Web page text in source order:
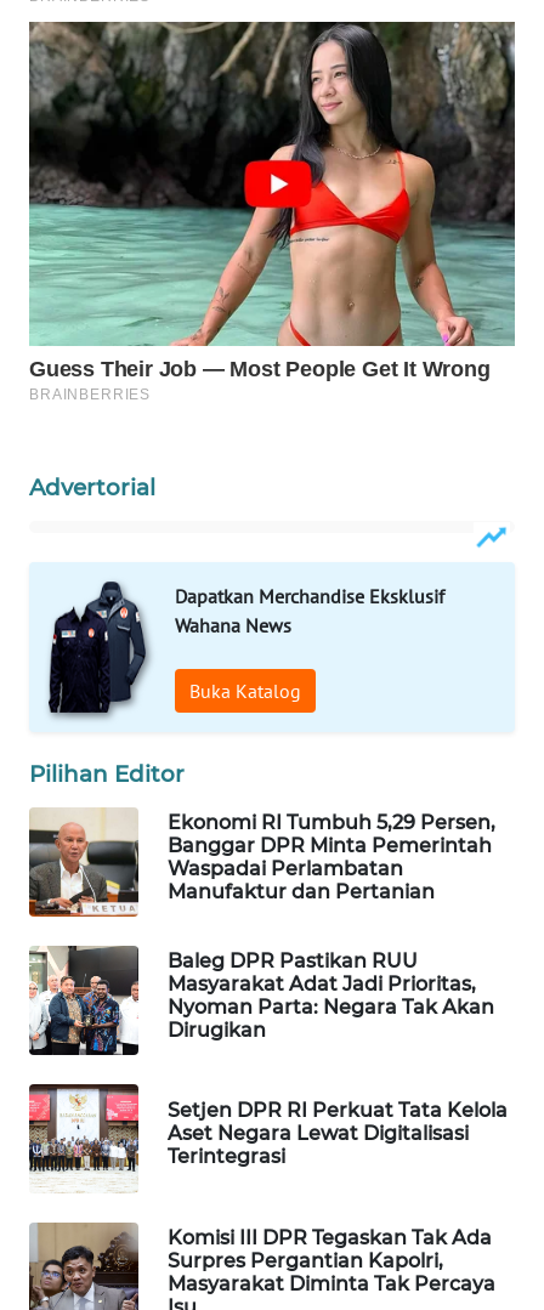
Advertorial
Dapatkan Merchandise Eksklusif
Wahana News
Buka Katalog
Pilihan Editor
Ekonomi RI Tumbuh 5,29 Persen,
Banggar DPR Minta Pemerintah
Waspadai Perlambatan
Manufaktur dan Pertanian
Baleg DPR Pastikan RUU
Masyarakat Adat Jadi Prioritas,
Nyoman Parta: Negara Tak Akan
Dirugikan
Setjen DPR RI Perkuat Tata Kelola
Aset Negara Lewat Digitalisasi
Terintegrasi
Komisi III DPR Tegaskan Tak Ada
Surpres Pergantian Kapolri,
Masyarakat Diminta Tak Percaya
WAHANA
INFRASTRUKTUR
WAHANA
KONSUMEN
WAHANA
LISTRIK
WAHANA
TRAVEL
WAHANANEWS
CO ID
WAHANANEWS
NET
SPORT
WAHANA
UMKM
WAHANA
SELEB
PERSONA
WAHANA
OTOMOTIF
WAHANA
HEALTH